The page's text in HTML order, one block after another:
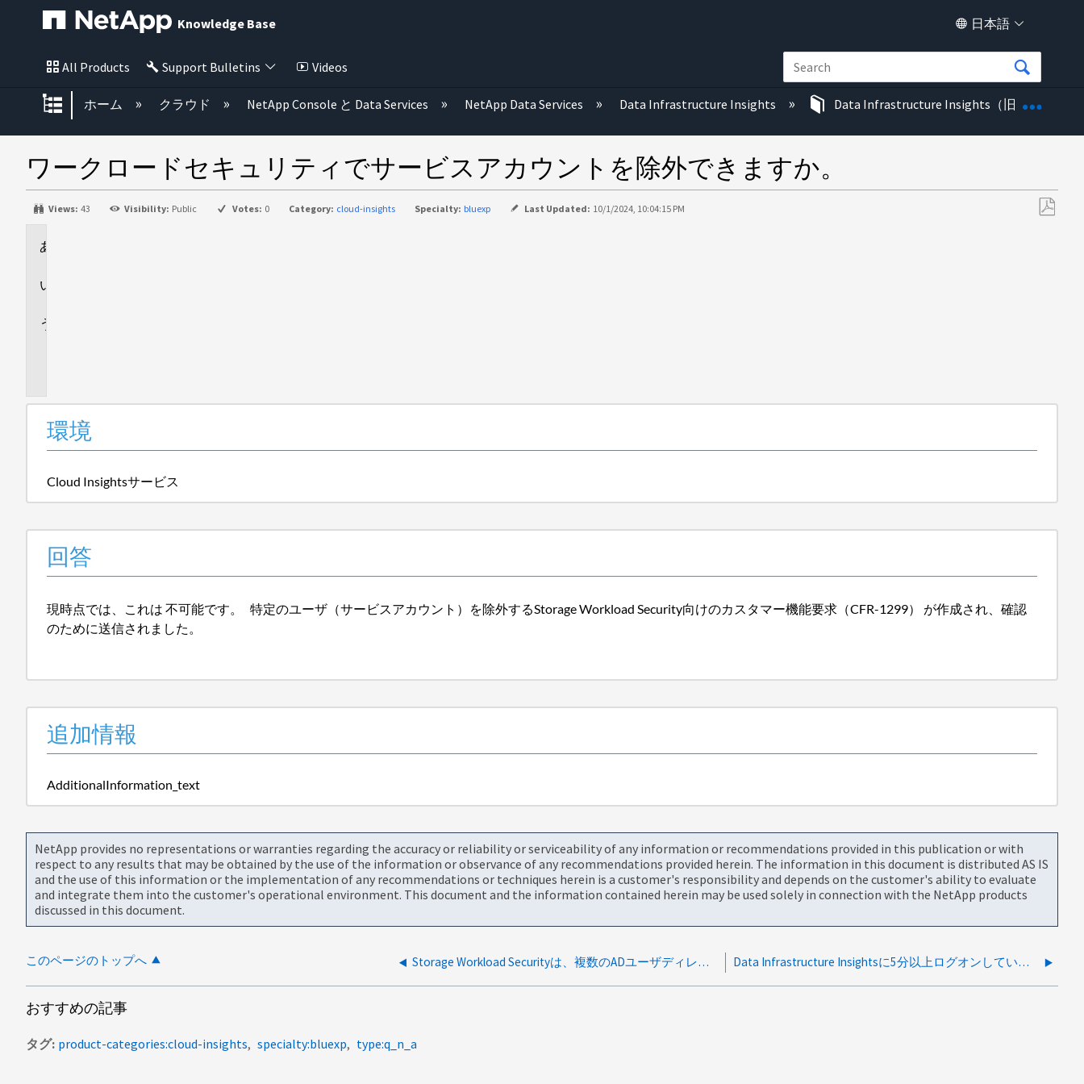
Knowledge Base 日本語
All Products Support Bulletins Videos
グローバル階層を展開/折りたたむ
ホーム クラウド NetApp Console と Data Services NetApp Data Services Data Infrastructure Insights Data Infrastructure Insights（旧称Cloud
ワークロードセキュリティでサービスアカウントを除外できますか。
Views: 43 Visibility: Public Votes: 0 Category: cloud-insights Specialty: bluexp Last Updated: 10/1/2024, 10:04:15 PM
環境
Cloud Insightsサービス
回答
現時点では、これは 不可能です。 特定のユーザ（サービスアカウント）を除外するStorage Workload Security向けのカスタマー機能要求（CFR-1299） が作成され、確認
のために送信されました。
追加情報
AdditionalInformation_text
NetApp provides no representations or warranties regarding the accuracy or reliability or serviceability of any information or recommendations provided in this publication or with
respect to any results that may be obtained by the use of the information or observance of any recommendations provided herein. The information in this document is distributed AS IS
and the use of this information or the implementation of any recommendations or techniques herein is a customer's responsibility and depends on the customer's ability to evaluate
and integrate them into the customer's operational environment. This document and the information contained herein may be used solely in connection with the NetApp products
discussed in this document.
このページのトップへ Storage Workload Securityは、複数のADユーザディレクトリコレクタに複数のドメインを登録できますか。 Data Infrastructure Insightsに5分以上ログオンしていないように見える
おすすめの記事
タグ product-categories:cloud-insights specialty:bluexp type:q_n_a